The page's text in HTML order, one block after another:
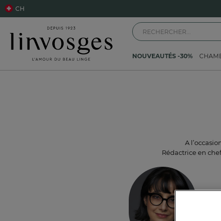
CH
NOUVEAUTÉS -30%
A
Rédactrice en